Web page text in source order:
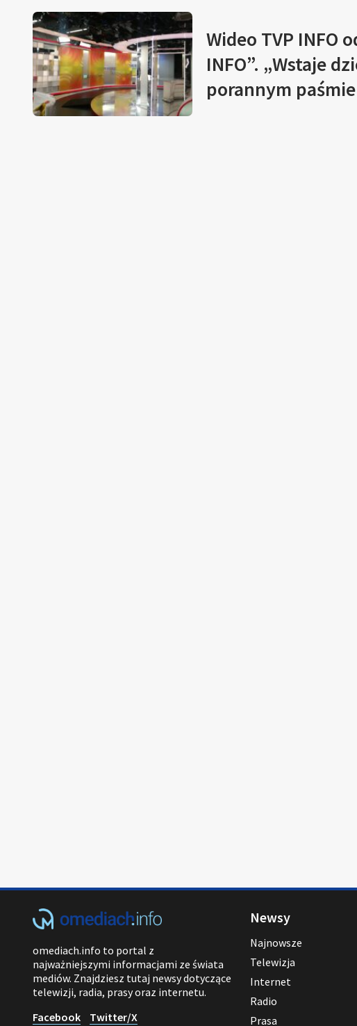
Wideo TVP INFO
INFO”. „Wstaje
porannym paśmie
omediach.info to portal z
najważniejszymi informacjami ze świata
mediów. Znajdziesz tutaj newsy dotyczące
telewizji, radia, prasy oraz internetu.
Facebook
Twitter/X
Newsy
Najnowsze
Telewizja
Internet
Radio
Prasa